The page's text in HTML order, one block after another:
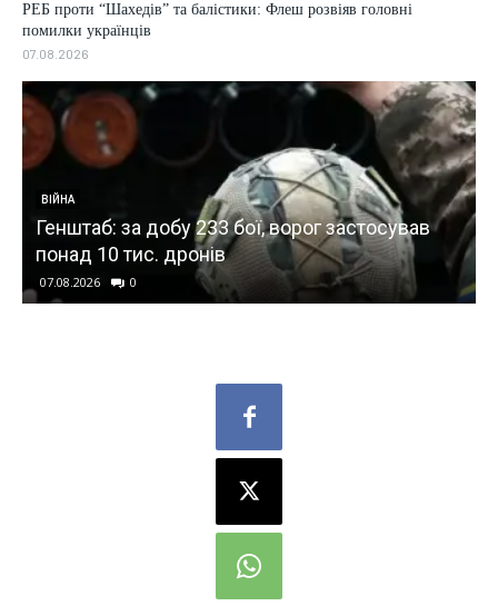
РЕБ проти “Шахедів” та балістики: Флеш розвіяв головні
помилки українців
07.08.2026
рф здійснила одну з наймасованіших атак на
"Укрнафту", пошкоджено сім об’єктів
видобутку
07.08.2026